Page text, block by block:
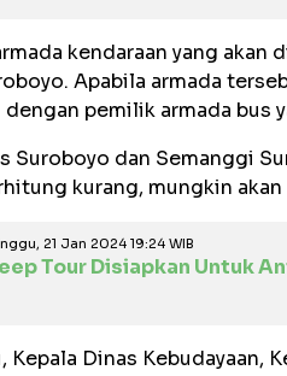
kendaraan yang
Apabila armada
pemilik armada bus
Suroboyo dan Semanggi
kurang, mungkin
21 Jan 2024 19:24 WIB
Tour Disiapkan Untuk
Kepala Dinas Kebudayaan,